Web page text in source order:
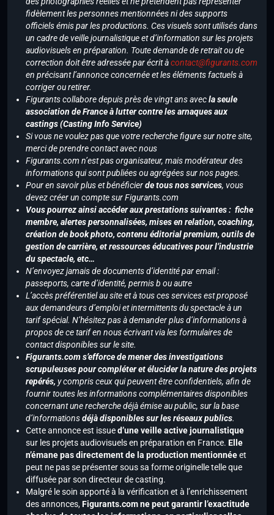
fidèlement les personnes mentionnées ni des supports
officiels émis par les productions. Ces visuels sont utilisés dans
un cadre de veille journalistique et d’information sur les projets
audiovisuels en préparation. Toute demande de retrait ou de
correction doit être adressée par écrit àcontact@figurants.com
en précisant l’annonce concernée et les éléments factuels à
corriger ou retirer.
Figurants collabore depuis près de vingt ans avecla seule
association de France à lutter contre les arnaques aux
castings (Casting Info Service)
Si vous ne voulez pas que votre recherche figure sur notre site,
merci de prendre contact avec nous
Figurants.com n’est pas organisateur, mais modérateur des
informations qui sont publiées ou agrégées sur nos pages.
Pour en savoir plus et bénéficierde tous nos services, vous
devez créer un compte sur Figurants.com
Vous pourrez ainsi accéder aux prestations suivantes : fiche
membre, alertes personnalisées, mises en relation, coaching,
création de book photo, contenu éditorial premium, outils de
gestion de carrière, et ressources éducatives pour l’industrie
du spectacle, etc…
N’envoyez jamais de documents d’identité par email :
passeports, carte d’identité, permis b ou autre
L’accès préférentiel au site et à tous ces services est proposé
aux demandeurs d’emploi et intermittents du spectacle à un
tarif spécial. N’hésitez pas à demander plus d’informations à
propos de ce tarif en nous écrivant via les formulaires de
contact disponibles sur le site.
Figurants.com s’efforce de mener des investigations
scrupuleuses pour compléter et élucider la nature des projets
repérés, y compris ceux qui peuvent être confidentiels, afin de
fournir toutes les informations complémentaires disponibles
concernant une recherche déjà émise au public, sur la base
d’informationsdéjà disponibles sur les réseaux publics.
Cette annonce est issued’une veille active journalistique
sur les projets audiovisuels en préparation en France. Elle
n’émane pas directement de la production mentionnéeet
peut ne pas se présenter sous sa forme originelle telle que
diffusée par son directeur de casting.
Malgré le soin apporté à la vérification et à l’enrichissement
des annonces,Figurants.com ne peut garantir l’exactitude